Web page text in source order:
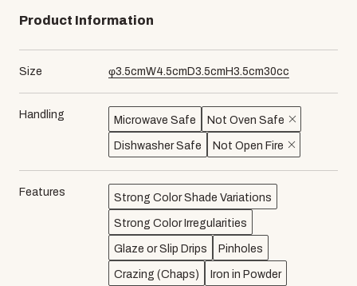
Product Information
Size φ3.5cmW4.5cm D3.5cm H3.5cm30cc
Handling Microwave Safe Not Oven Safe
Dishwasher Safe Not Open Fire
Features Strong Color Shade Variations
Strong Color Irregularities
Glaze or Slip Drips Pinholes
Crazing (Chaps) Iron in Powder